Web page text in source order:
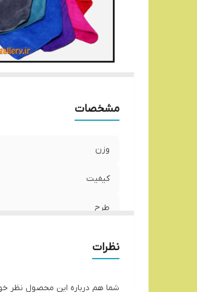
مشخصات
وزن
کیفیت
طرح
نظرات
شما هم درباره این محصول نظر